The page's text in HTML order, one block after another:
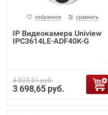
избранное сравнить
IP Видеокамера Uniview
IPC3614LE-ADF40K-G
4 623,31 руб.
3 698,65 руб.